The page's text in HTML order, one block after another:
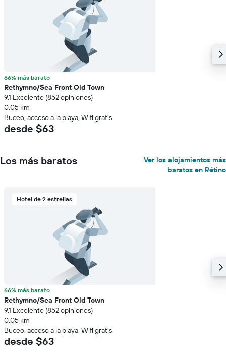
66% más barato
Rethymno/Sea Front Old Town
9.1 Excelente (852 opiniones)
0,05 km
Buceo, acceso a la playa, Wifi gratis
desde $63
Los más baratos
Ver los alojamientos más
baratos en Rétino
Hotel de 2 estrellas
66% más barato
Rethymno/Sea Front Old Town
9.1 Excelente (852 opiniones)
0,05 km
Buceo, acceso a la playa, Wifi gratis
desde $63